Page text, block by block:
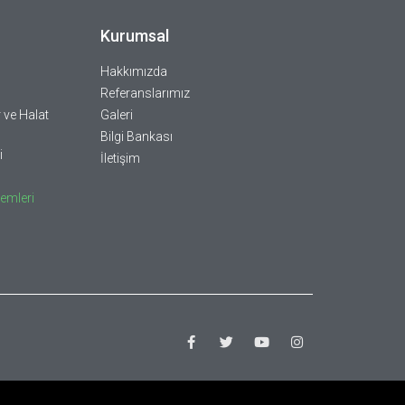
ve Halat
Kurumsal
Hakkımızda
Referanslarımız
Galeri
Bilgi Bankası
İletişim